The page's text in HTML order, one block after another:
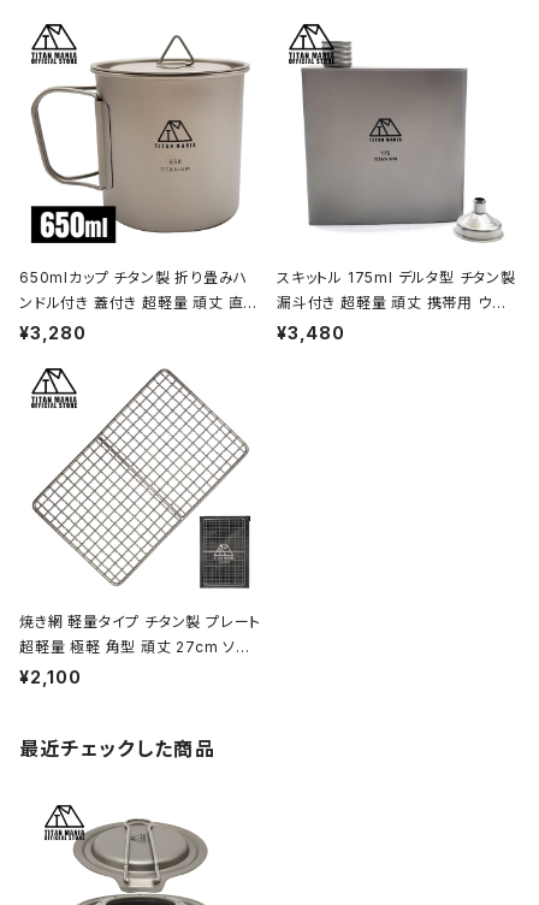
ンプ アウトドア キャンプ用品 収納袋
付き
プ BBQ バーベキュー アウトドア キ
ャンプ用品 収納袋付き
650mlカップ チタン製 折り畳みハ
ンドル付き 蓋付き 超軽量 頑丈 直火
OK シングルマグカップ クッカー ソ
トドア キャンプ用品 収納袋付き
¥3,280
スキットル 175ml デルタ型 チタン製
漏斗付き 超軽量 頑丈 携帯用 ウイ
スキー ボトル ヒップフラスコ 水筒 ソ
¥3,480
焼き網 軽量タイプ チタン製 プレート
超軽量 極軽 角型 頑丈 27cm ソロ
キャンプ BBQ バーベキュー アウト
¥2,100
最近チェックした商品